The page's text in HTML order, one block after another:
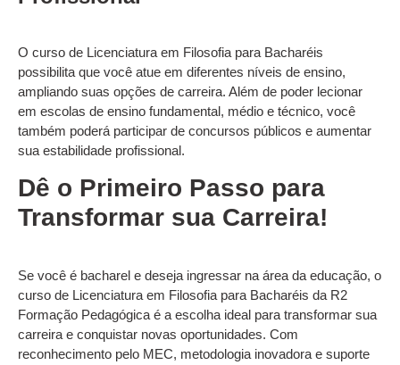
O curso de Licenciatura em Filosofia para Bacharéis
possibilita que você atue em diferentes níveis de ensino,
ampliando suas opções de carreira. Além de poder lecionar
em escolas de ensino fundamental, médio e técnico, você
também poderá participar de concursos públicos e aumentar
sua estabilidade profissional.
Dê o Primeiro Passo para
Transformar sua Carreira!
Se você é bacharel e deseja ingressar na área da educação, o
curso de Licenciatura em Filosofia para Bacharéis da R2
Formação Pedagógica é a escolha ideal para transformar sua
carreira e conquistar novas oportunidades. Com
reconhecimento pelo MEC, metodologia inovadora e suporte